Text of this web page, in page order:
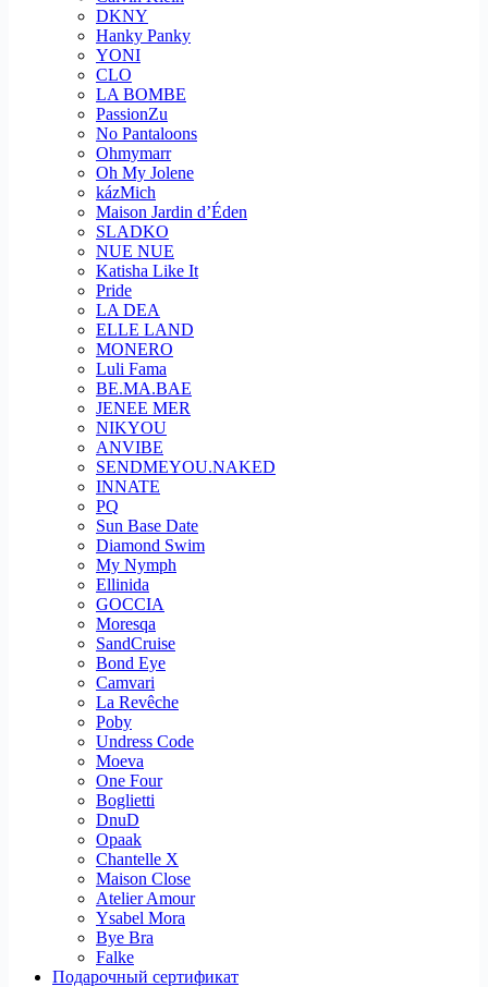
DKNY
Hanky Panky
YONI
CLO
LA BOMBE
PassionZu
No Pantaloons
Ohmymarr
Oh My Jolene
kázMich
Maison Jardin d’Éden
SLADKO
NUE NUE
Katisha Like It
Pride
LA DEA
ELLE LAND
MONERO
Luli Fama
BE.MA.BAE
JENEE MER
NIKYOU
ANVIBE
SENDMEYOU.NAKED
INNATE
PQ
Sun Base Date
Diamond Swim
My Nymph
Ellinida
GOCCIA
Moresqa
SandCruise
Bond Eye
Camvari
La Revêche
Poby
Undress Code
Moeva
One Four
Boglietti
DnuD
Opaak
Chantelle X
Maison Close
Atelier Amour
Ysabel Mora
Bye Bra
Falke
Подарочный сертификат